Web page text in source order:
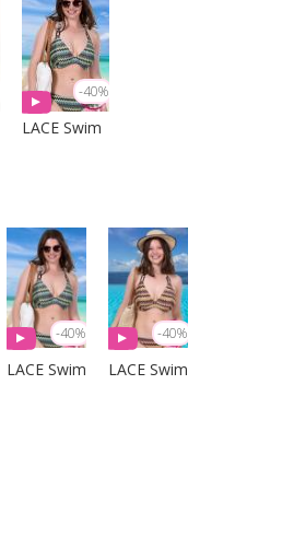
-40%
LACE Swim
-40%
LACE Swim
-40%
LACE Swim